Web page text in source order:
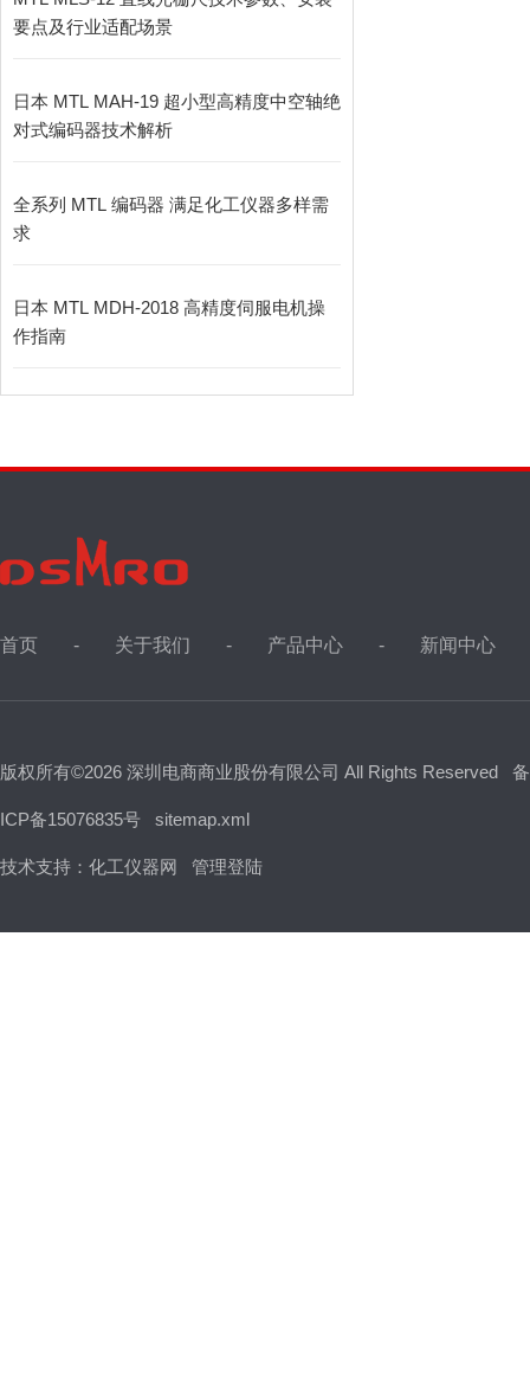
要点及行业适配场景
日本 MTL MAH-19 超小型高精度中空轴绝
对式编码器技术解析
全系列 MTL 编码器 满足化工仪器多样需
求
日本 MTL MDH-2018 高精度伺服电机操
作指南
首页 关于我们 产品中心 新闻中心
版权所有©2026 深圳电商商业股份有限公司 All Rights Reserved
ICP备15076835号 sitemap.xml
技术支持： 化工仪器网 管理登陆